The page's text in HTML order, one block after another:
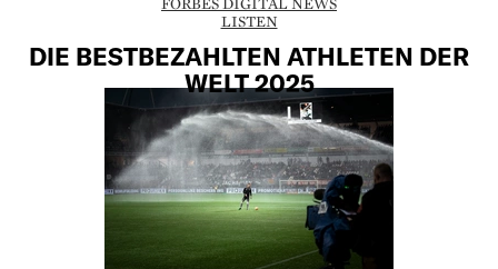
LISTEN
DIE BESTBEZAHLTEN ATHLETEN DER
WELT 2025